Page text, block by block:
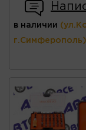
в наличии
г.Симферополь)